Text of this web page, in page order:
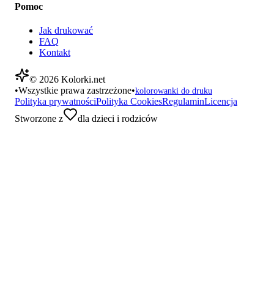
Pomoc
Jak drukować
FAQ
Kontakt
© 2026 Kolorki.net
•Wszystkie prawa zastrzeżone•kolorowanki do druku
Polityka prywatnościPolityka CookiesRegulaminLicencja
Stworzone z
dla dzieci i rodziców